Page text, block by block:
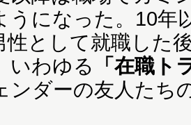
うになった。10年
として就職した
いわゆる
「在職ト
ンダーの友人たち